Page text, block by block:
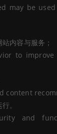
may be
内容与服务；
to
content
。
and